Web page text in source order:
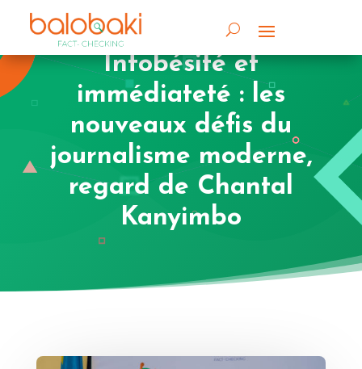
Infobésité et
immédiateté : les
nouveaux défis du
journalisme moderne,
regard de Chantal
Kanyimbo